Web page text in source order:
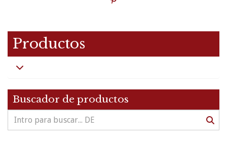
Productos
Buscador de productos